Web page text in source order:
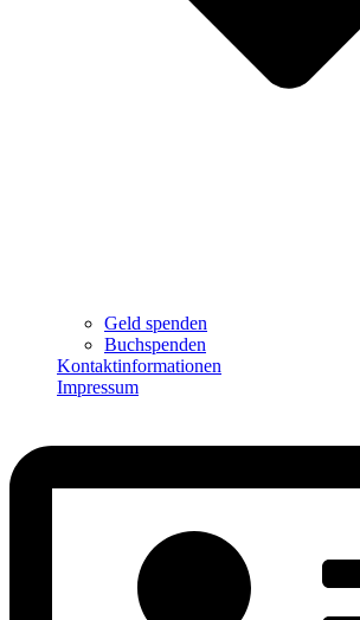
Geld spenden
Buchspenden
Kontaktinformationen
Impressum